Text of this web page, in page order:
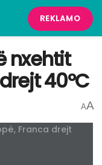
REKLAMO
nxehtit
40°C
AA